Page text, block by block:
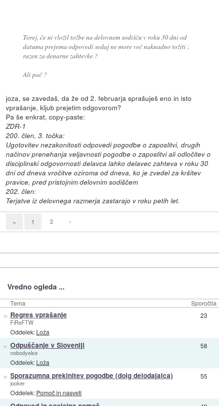
Torej, če ni vložil tožbe na delovnem sodišču v roku 30 dni od
datuma prejema odpovedi sedaj ne more več naknadno tožiti ;
razen za denarne zahtevke ?
Ali pač ?
joza, se zavedaš, da že od 2. februarja sprašuješ eno in isto
vprašanje, kljub prejetim odgovorom?
Pa še enkrat, copy-paste:
ZDR-1
200. člen, 3. točka:
Ugotovitev nezakonitosti odpovedi pogodbe o zaposlitvi, drugih
načinov prenehanja veljavnosti pogodbe o zaposlitvi ali odločitev o
disciplinski odgovornosti delavca lahko delavec zahteva v roku 30
dni od dneva vročitve oziroma od dneva, ko je zvedel za kršitev
pravice, pred pristojnim delovnim sodiščem
202. člen:
Terjatve iz delovnega razmerja zastarajo v roku petih let.
« 1 2 »
Vredno ogleda ...
Tema Sporočila
» Regres vprašanje
FiReFTW
Oddelek: Loža
23
» Odpuščanje v Sloveniji
nobodyelse
Oddelek: Loža
58
» Sporazumna prekinitev pogodbe (dolg delodajalca)
jooker
Oddelek: Pomoč in nasveti
55